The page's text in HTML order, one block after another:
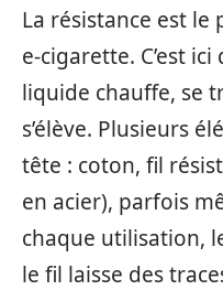
La résistance est
e-cigarette. C’est
liquide chauffe, se
s’élève. Plusieurs
tête : coton, fil
en acier), parfois
chaque utilisation,
le fil laisse des